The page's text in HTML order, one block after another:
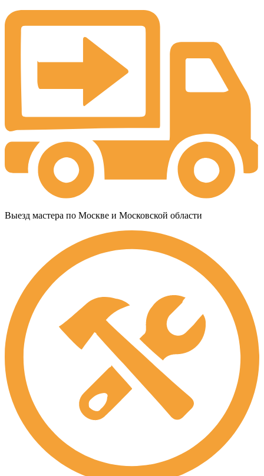
Выезд мастера по Москве и Московской области